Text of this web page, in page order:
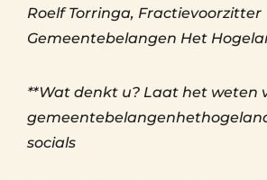
Roelf Torringa, Fractievoorzitter
Gemeentebelangen Het
**Wat denkt u? Laat het weten
socials